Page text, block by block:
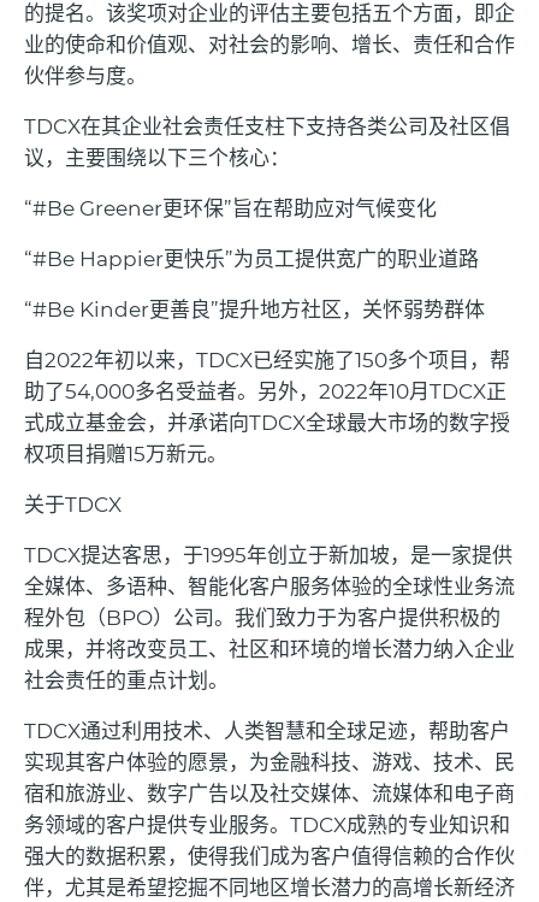
的提名。该奖项对企业的评估主要包括五个方面，即企
业的使命和价值观、对社会的影响、增长、责任和合作
伙伴参与度。
TDCX在其企业社会责任支柱下支持各类公司及社区倡
议，主要围绕以下三个核心：
“#Be Greener更环保”旨在帮助应对气候变化
“#Be Happier更快乐”为员工提供宽广的职业道路
“#Be Kinder更善良”提升地方社区，关怀弱势群体
自2022年初以来， TDCX已经实施了150多个项目，帮
助了54,000多名受益者。另外， 2022年10月 TDCX正
式成立基金会，并承诺向TDCX全球最大市场的数字授
权项目捐赠15万新元。
关于TDCX
TDCX提达客思，于1995年创立于新加坡，是一家提供
全媒体、多语种、智能化客户服务体验的全球性业务流
程外包（BPO）公司。我们致力于为客户提供积极的
成果，并将改变员工、社区和环境的增长潜力纳入企业
社会责任的重点计划。
TDCX通过利用技术、人类智慧和全球足迹，帮助客户
实现其客户体验的愿景，为金融科技、游戏、技术、民
宿和旅游业、数字广告以及社交媒体、流媒体和电子商
务领域的客户提供专业服务。 TDCX成熟的专业知识和
强大的数据积累，使得我们成为客户值得信赖的合作伙
伴，尤其是希望挖掘不同地区增长潜力的高增长新经济